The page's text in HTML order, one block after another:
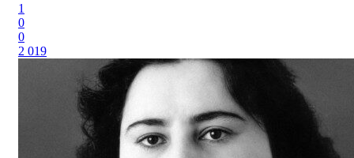
1
0
0
2 019